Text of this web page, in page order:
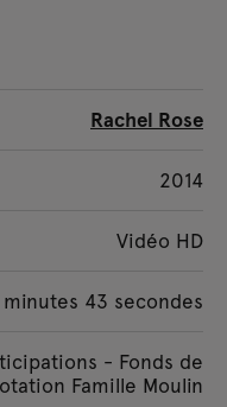
Rachel Rose
2014
Vidéo HD
43 secondes
- Fonds de
Famille Moulin